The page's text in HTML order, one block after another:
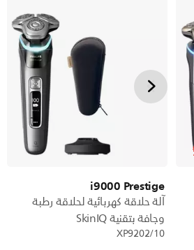
i9000 Prestige
آلة حلاقة كهربائية لحلاقة رطبة
وجافة بتقنية SkinIQ
XP9202/10